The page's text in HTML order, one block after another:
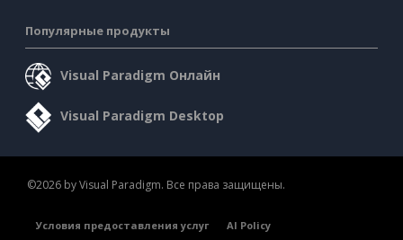
Популярные продукты
Visual Paradigm Онлайн
Visual Paradigm Desktop
©2026 by Visual Paradigm. Все права защищены.
Условия предоставления услуг
AI Policy